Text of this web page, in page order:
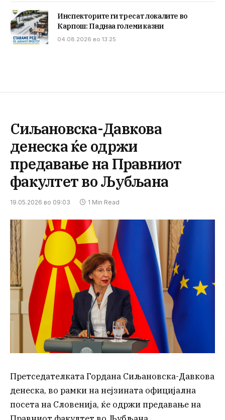
Инспекторите ги тресат локалите во
Карпош: Паднаа големи казни
04.08.2026 во 13:25
Сиљановска-Давкова
денеска ќе одржи
предавање на Правниот
факултет во Љубљана
19.05.2026 во 09:03 1 Min Read
Претседателката Гордана Сиљановска-Давкова
денеска, во рамки на нејзината официјална
посета на Словенија, ќе одржи предавање на